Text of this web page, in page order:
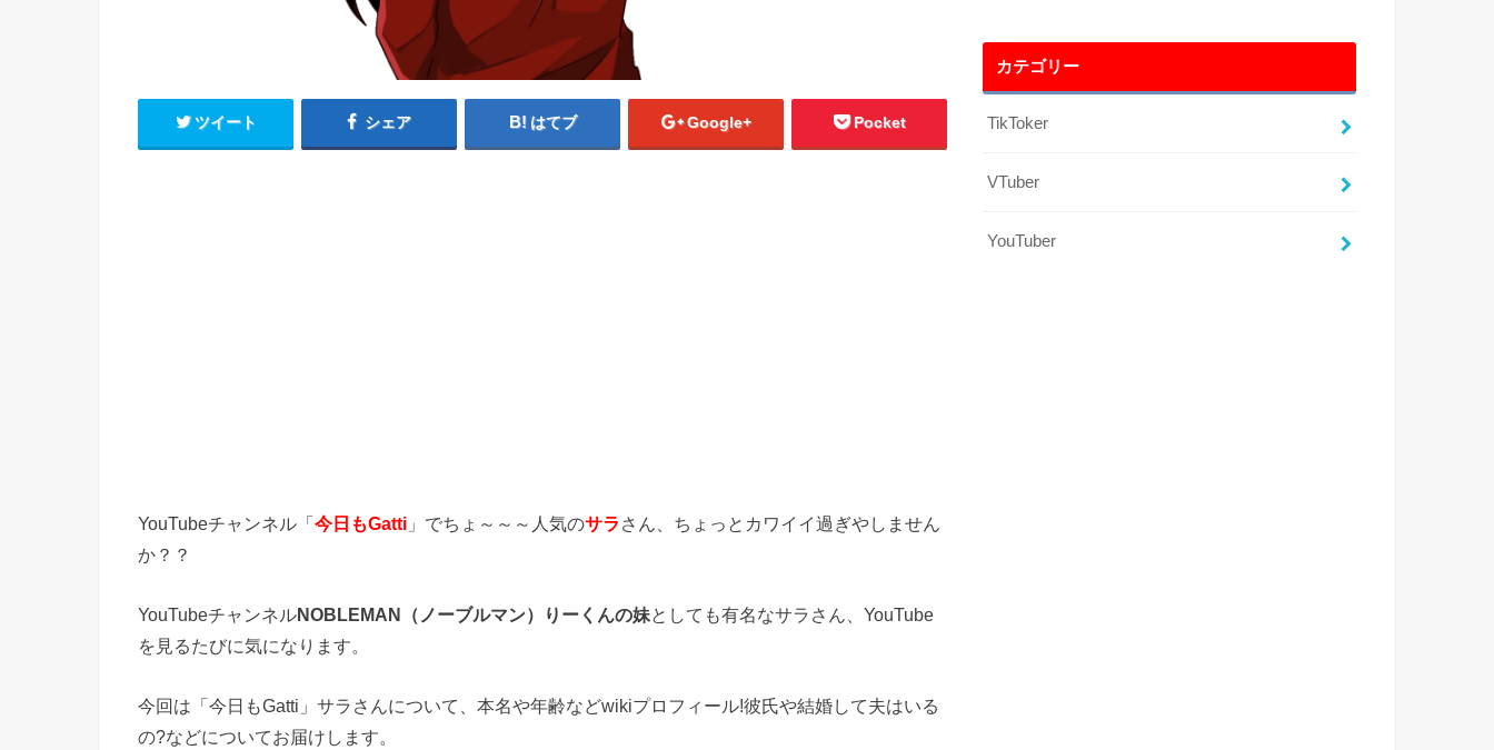
ツイート シェア はてブ Google+ Pocket
YouTubeチャンネル「今日もGatti 」でちょ～～～人気のサラ さん、ちょっとカワイイ過ぎやしません
か？？
YouTubeチャンネルNOBLEMAN（ノーブルマン）りーくんの妹としても有名なサラさん、YouTube
を見るたびに気になります。
今回は「今日もGatti」サラさんについて、本名や年齢などwikiプロフィール!彼氏や結婚して夫はいる
の?などについてお届けします。
カテゴリー
TikToker
VTuber
YouTuber